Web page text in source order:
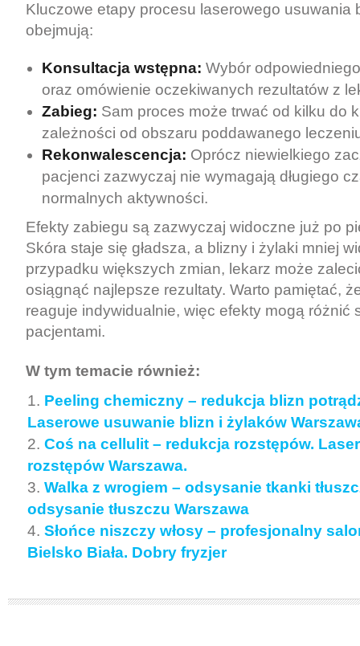
Kluczowe etapy procesu laserowego usuwania
obejmują:
Konsultacja wstępna: Wybór
oraz omówienie oczekiwanych rezultatów z
Zabieg: Sam proces może trwać od kilku do
zależności od obszaru poddawanego
Rekonwalescencja: Oprócz niewielkiego
pacjenci zazwyczaj nie wymagają długiego
normalnych aktywności.
Efekty zabiegu są zazwyczaj widoczne już po
Skóra staje się gładsza, a blizny i żylaki mniej
przypadku większych zmian, lekarz może
osiągnąć najlepsze rezultaty. Warto pamiętać,
reaguje indywidualnie, więc efekty mogą różnić
pacjentami.
W tym temacie również:
Peeling chemiczny – redukcja blizn
Laserowe usuwanie blizn i żylaków
Coś na cellulit – redukcja rozstępów.
rozstępów Warszawa.
Walka z wrogiem – odsysanie tkanki
odsysanie tłuszczu Warszawa
Słońce niszczy włosy – profesjonalny
Bielsko Biała. Dobry fryzjer